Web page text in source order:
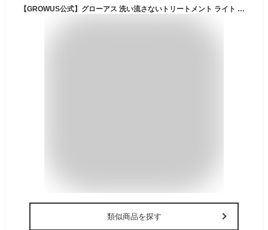
【GROWUS公式】グローアス 洗い流さないトリートメント ライト 250ml 水分たっぷりトリートメント シリコーンフリーで低刺激 ヘアケア トリートメント ヘアミスト 韓国コスメ ヘアオイル 髪質改善 乾いた髪
類似商品を探す